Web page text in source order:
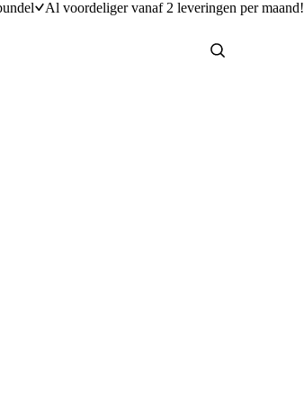
Al voordeliger vanaf 2 leveringen per maand!